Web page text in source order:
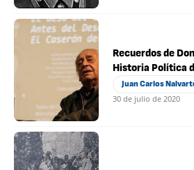
Recuerdos de
Historia Política
Juan Carlos
30 de julio de 2020